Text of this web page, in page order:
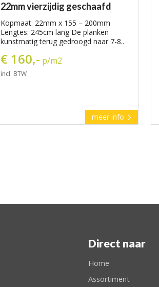
22mm vierzijdig geschaafd
Kopmaat: 22mm x 155 – 200mm
Lengtes: 245cm lang De planken
kunstmatig terug gedroogd naar 7-8..
€ 160,- p/m2
incl. BTW
meer info
Direct naar
Home
Assortiment